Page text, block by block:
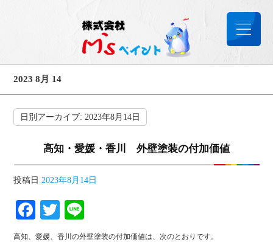
2023 8月 14
日別アーカイブ:2023年8月14日
高知・愛媛・香川 外壁塗装の付加価値
投稿日 2023年8月14日
Facebook
Twitter
高知、愛媛、香川の外壁塗装の付加価値は、次のとおりです。